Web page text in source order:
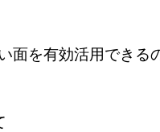
面を有効活用できる